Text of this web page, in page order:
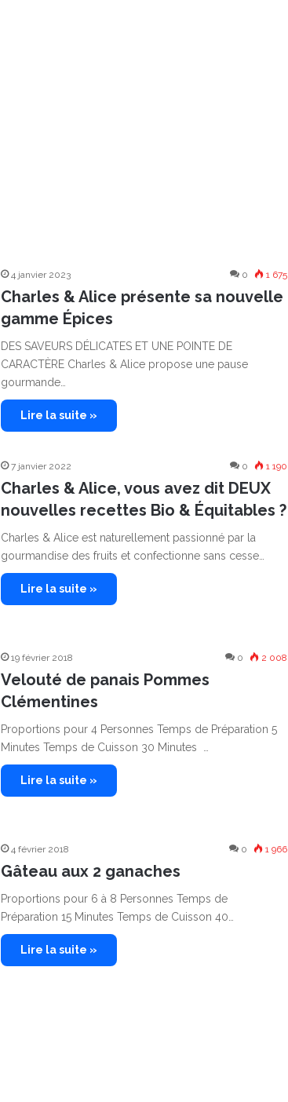
4 janvier 2023 0 1 675
Charles & Alice présente sa nouvelle
gamme Épices
DES SAVEURS DÉLICATES ET UNE POINTE DE
CARACTÈRE Charles & Alice propose une pause
gourmande…
Lire la suite »
7 janvier 2022 0 1 190
Charles & Alice, vous avez dit DEUX
nouvelles recettes Bio & Équitables ?
Charles & Alice est naturellement passionné par la
gourmandise des fruits et confectionne sans cesse…
Lire la suite »
19 février 2018 0 2 008
Velouté de panais Pommes
Clémentines
Proportions pour 4 Personnes Temps de Préparation 5
Minutes Temps de Cuisson 30 Minutes …
Lire la suite »
4 février 2018 0 1 966
Gâteau aux 2 ganaches
Proportions pour 6 à 8 Personnes Temps de
Préparation 15 Minutes Temps de Cuisson 40…
Lire la suite »